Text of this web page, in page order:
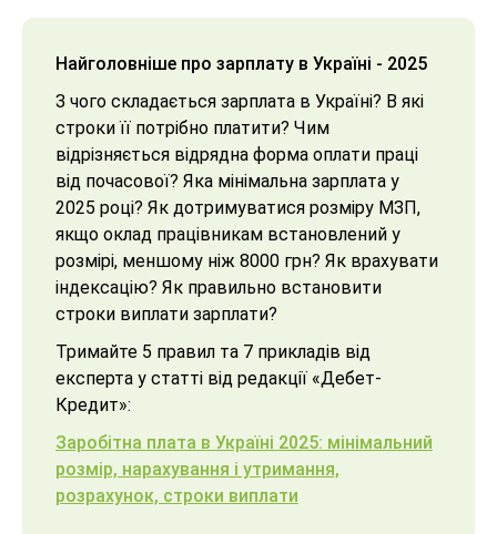
Найголовніше про зарплату в Україні - 2025
З чого складається зарплата в Україні? В які
строки її потрібно платити? Чим
відрізняється відрядна форма оплати праці
від почасової? Яка мінімальна зарплата у
2025 році? Як дотримуватися розміру МЗП,
якщо оклад працівникам встановлений у
розмірі, меншому ніж 8000 грн? Як врахувати
індексацію? Як правильно встановити
строки виплати зарплати?
Тримайте 5 правил та 7 прикладів від
експерта у статті від редакції «Дебет-
Кредит»:
Заробітна плата в Україні 2025: мінімальний
розмір, нарахування і утримання,
розрахунок, строки виплати